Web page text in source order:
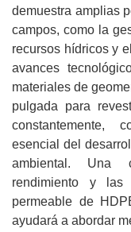
demuestra amplias
campos, como la
recursos hídricos y
avances
materiales de
pulgada para
constantemente,
esencial del
ambiental. Una
rendimiento y las
permeable de
ayudará a abordar